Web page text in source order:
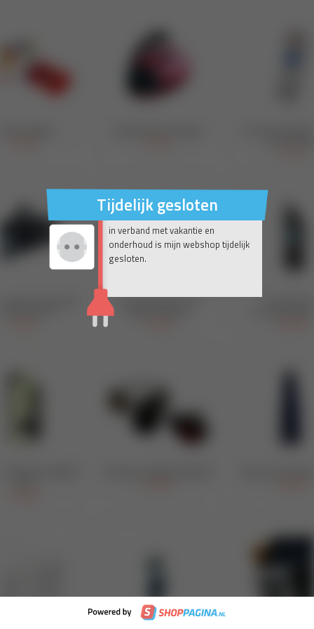
Tijdelijk gesloten
in verband met vakantie en
onderhoud is mijn webshop tijdelijk
gesloten.